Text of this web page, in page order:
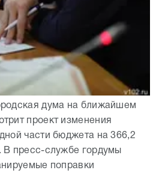
дума на ближайшем
проект изменения
части бюджета на 366,2
В пресс-службе гордумы
поправки